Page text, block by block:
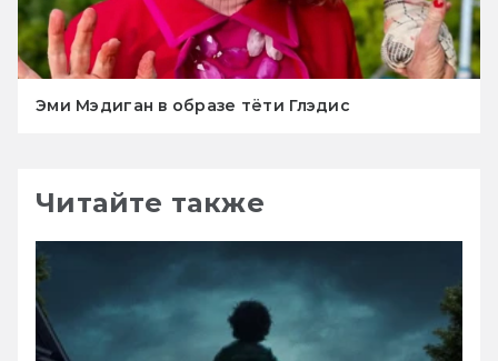
Эми Мэдиган в образе тёти Глэдис
Читайте также